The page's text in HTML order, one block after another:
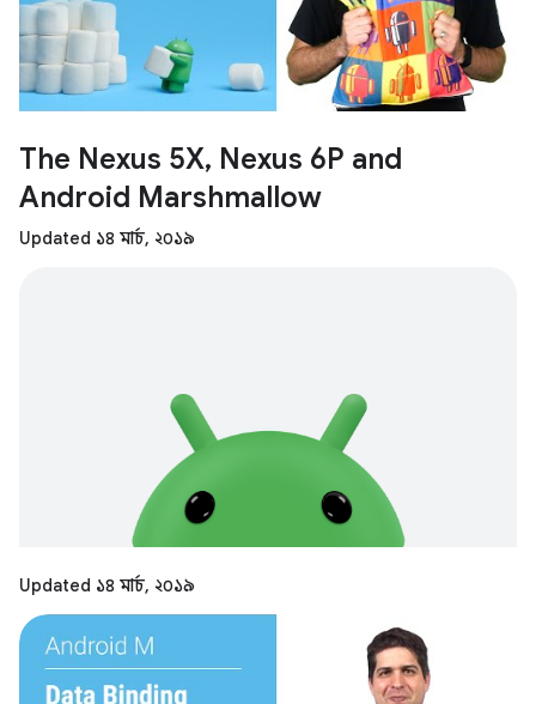
The Nexus 5X, Nexus 6P and
Android Marshmallow
Updated ১৪ মার্চ, ২০১৯
Updated ১৪ মার্চ, ২০১৯